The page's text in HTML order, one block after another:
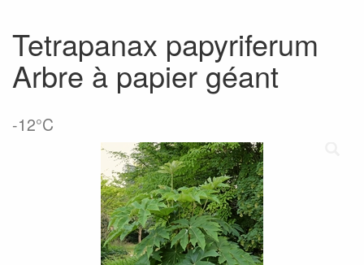
Tetrapanax papyriferum
Arbre à papier géant
-12°C